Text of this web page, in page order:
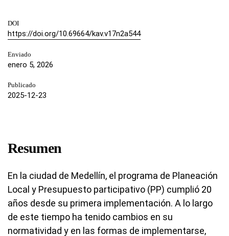
DOI
https://doi.org/10.69664/kav.v17n2a544
Enviado
enero 5, 2026
Publicado
2025-12-23
Resumen
En la ciudad de Medellín, el programa de Planeación
Local y Presupuesto participativo (PP) cumplió 20
años desde su primera implementación. A lo largo
de este tiempo ha tenido cambios en su
normatividad y en las formas de implementarse,